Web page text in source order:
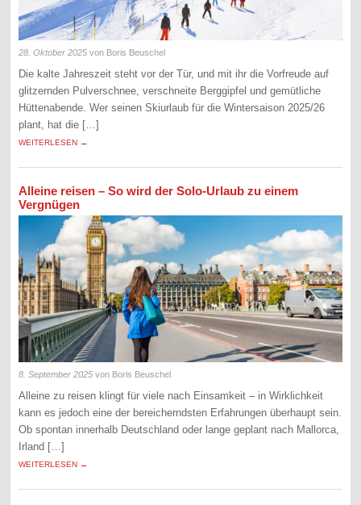
28. Oktober 2025 von Boris Beuschel
Die kalte Jahreszeit steht vor der Tür, und mit ihr die Vorfreude auf
glitzernden Pulverschnee, verschneite Berggipfel und gemütliche
Hüttenabende. Wer seinen Skiurlaub für die Wintersaison 2025/26
plant, hat die […]
WEITERLESEN →
Alleine reisen – So wird der Solo-Urlaub zu einem
Vergnügen
8. September 2025 von Boris Beuschel
Alleine zu reisen klingt für viele nach Einsamkeit – in Wirklichkeit
kann es jedoch eine der bereicherndsten Erfahrungen überhaupt sein.
Ob spontan innerhalb Deutschland oder lange geplant nach Mallorca,
Irland […]
WEITERLESEN →